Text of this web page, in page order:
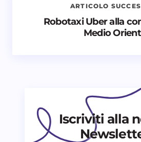
ARTICOLO
Robotaxi Uber alla
Medio
Iscriviti alla